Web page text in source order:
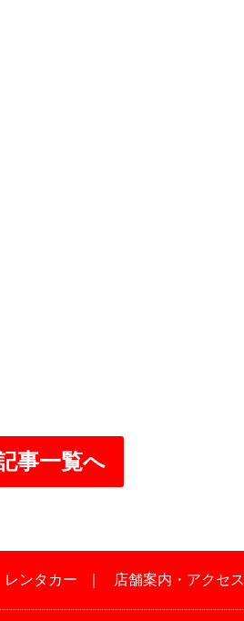
事一覧へ
レンタカー 店舗案内・アクセス